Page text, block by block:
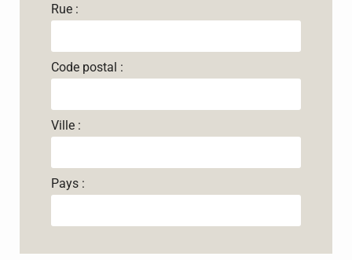
Rue :
Code postal :
Ville :
Pays :